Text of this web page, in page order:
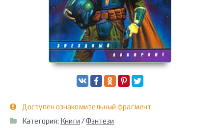
Доступен ознакомительный фрагмент
Категория: Книги /Фэнтези